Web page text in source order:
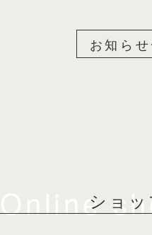
お知ら
Onlineショッ